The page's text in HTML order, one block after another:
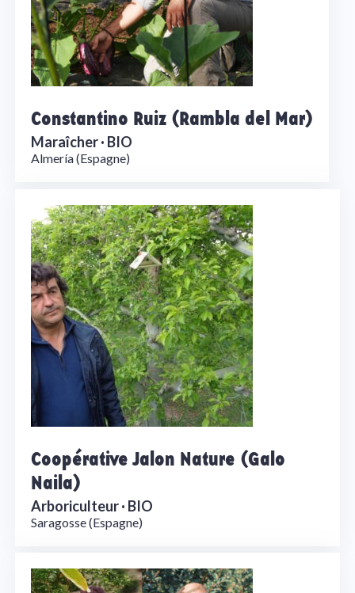
Constantino Ruiz (Rambla del Mar)
Maraîcher · BIO
Almería (Espagne)
Coopérative Jalon Nature (Galo
Naila)
Arboriculteur · BIO
Saragosse (Espagne)